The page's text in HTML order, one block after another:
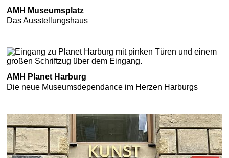
AMH Museumsplatz
Das Ausstellungshaus
AMH Planet Harburg
Die neue Museumsdependance im Herzen Harburgs